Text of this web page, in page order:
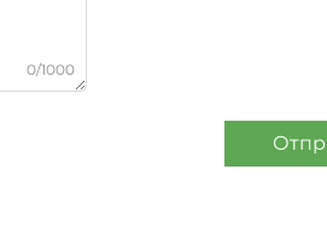
0/1000